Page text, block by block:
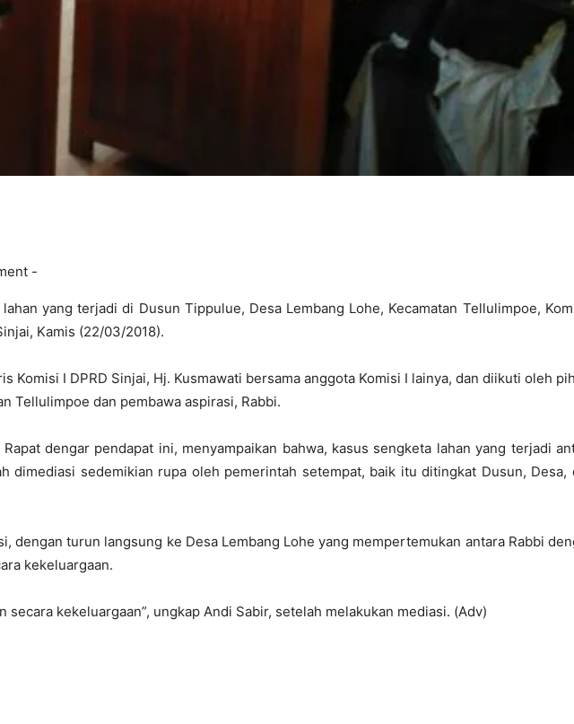
-
yang terjadi di Dusun Tippulue, Desa Lembang Lohe, Kecamatan Tellulimpoe,
Kamis (22/03/2018).
I DPRD Sinjai, Hj. Kusmawati bersama anggota Komisi I lainya, dan diikuti oleh
Tellulimpoe dan pembawa aspirasi, Rabbi.
dengar pendapat ini, menyampaikan bahwa, kasus sengketa lahan yang terjadi
dimediasi sedemikian rupa oleh pemerintah setempat, baik itu ditingkat Dusun, Desa,
dengan turun langsung ke Desa Lembang Lohe yang mempertemukan antara Rabbi
kekeluargaan.
kekeluargaan”, ungkap Andi Sabir, setelah melakukan mediasi. (Adv)